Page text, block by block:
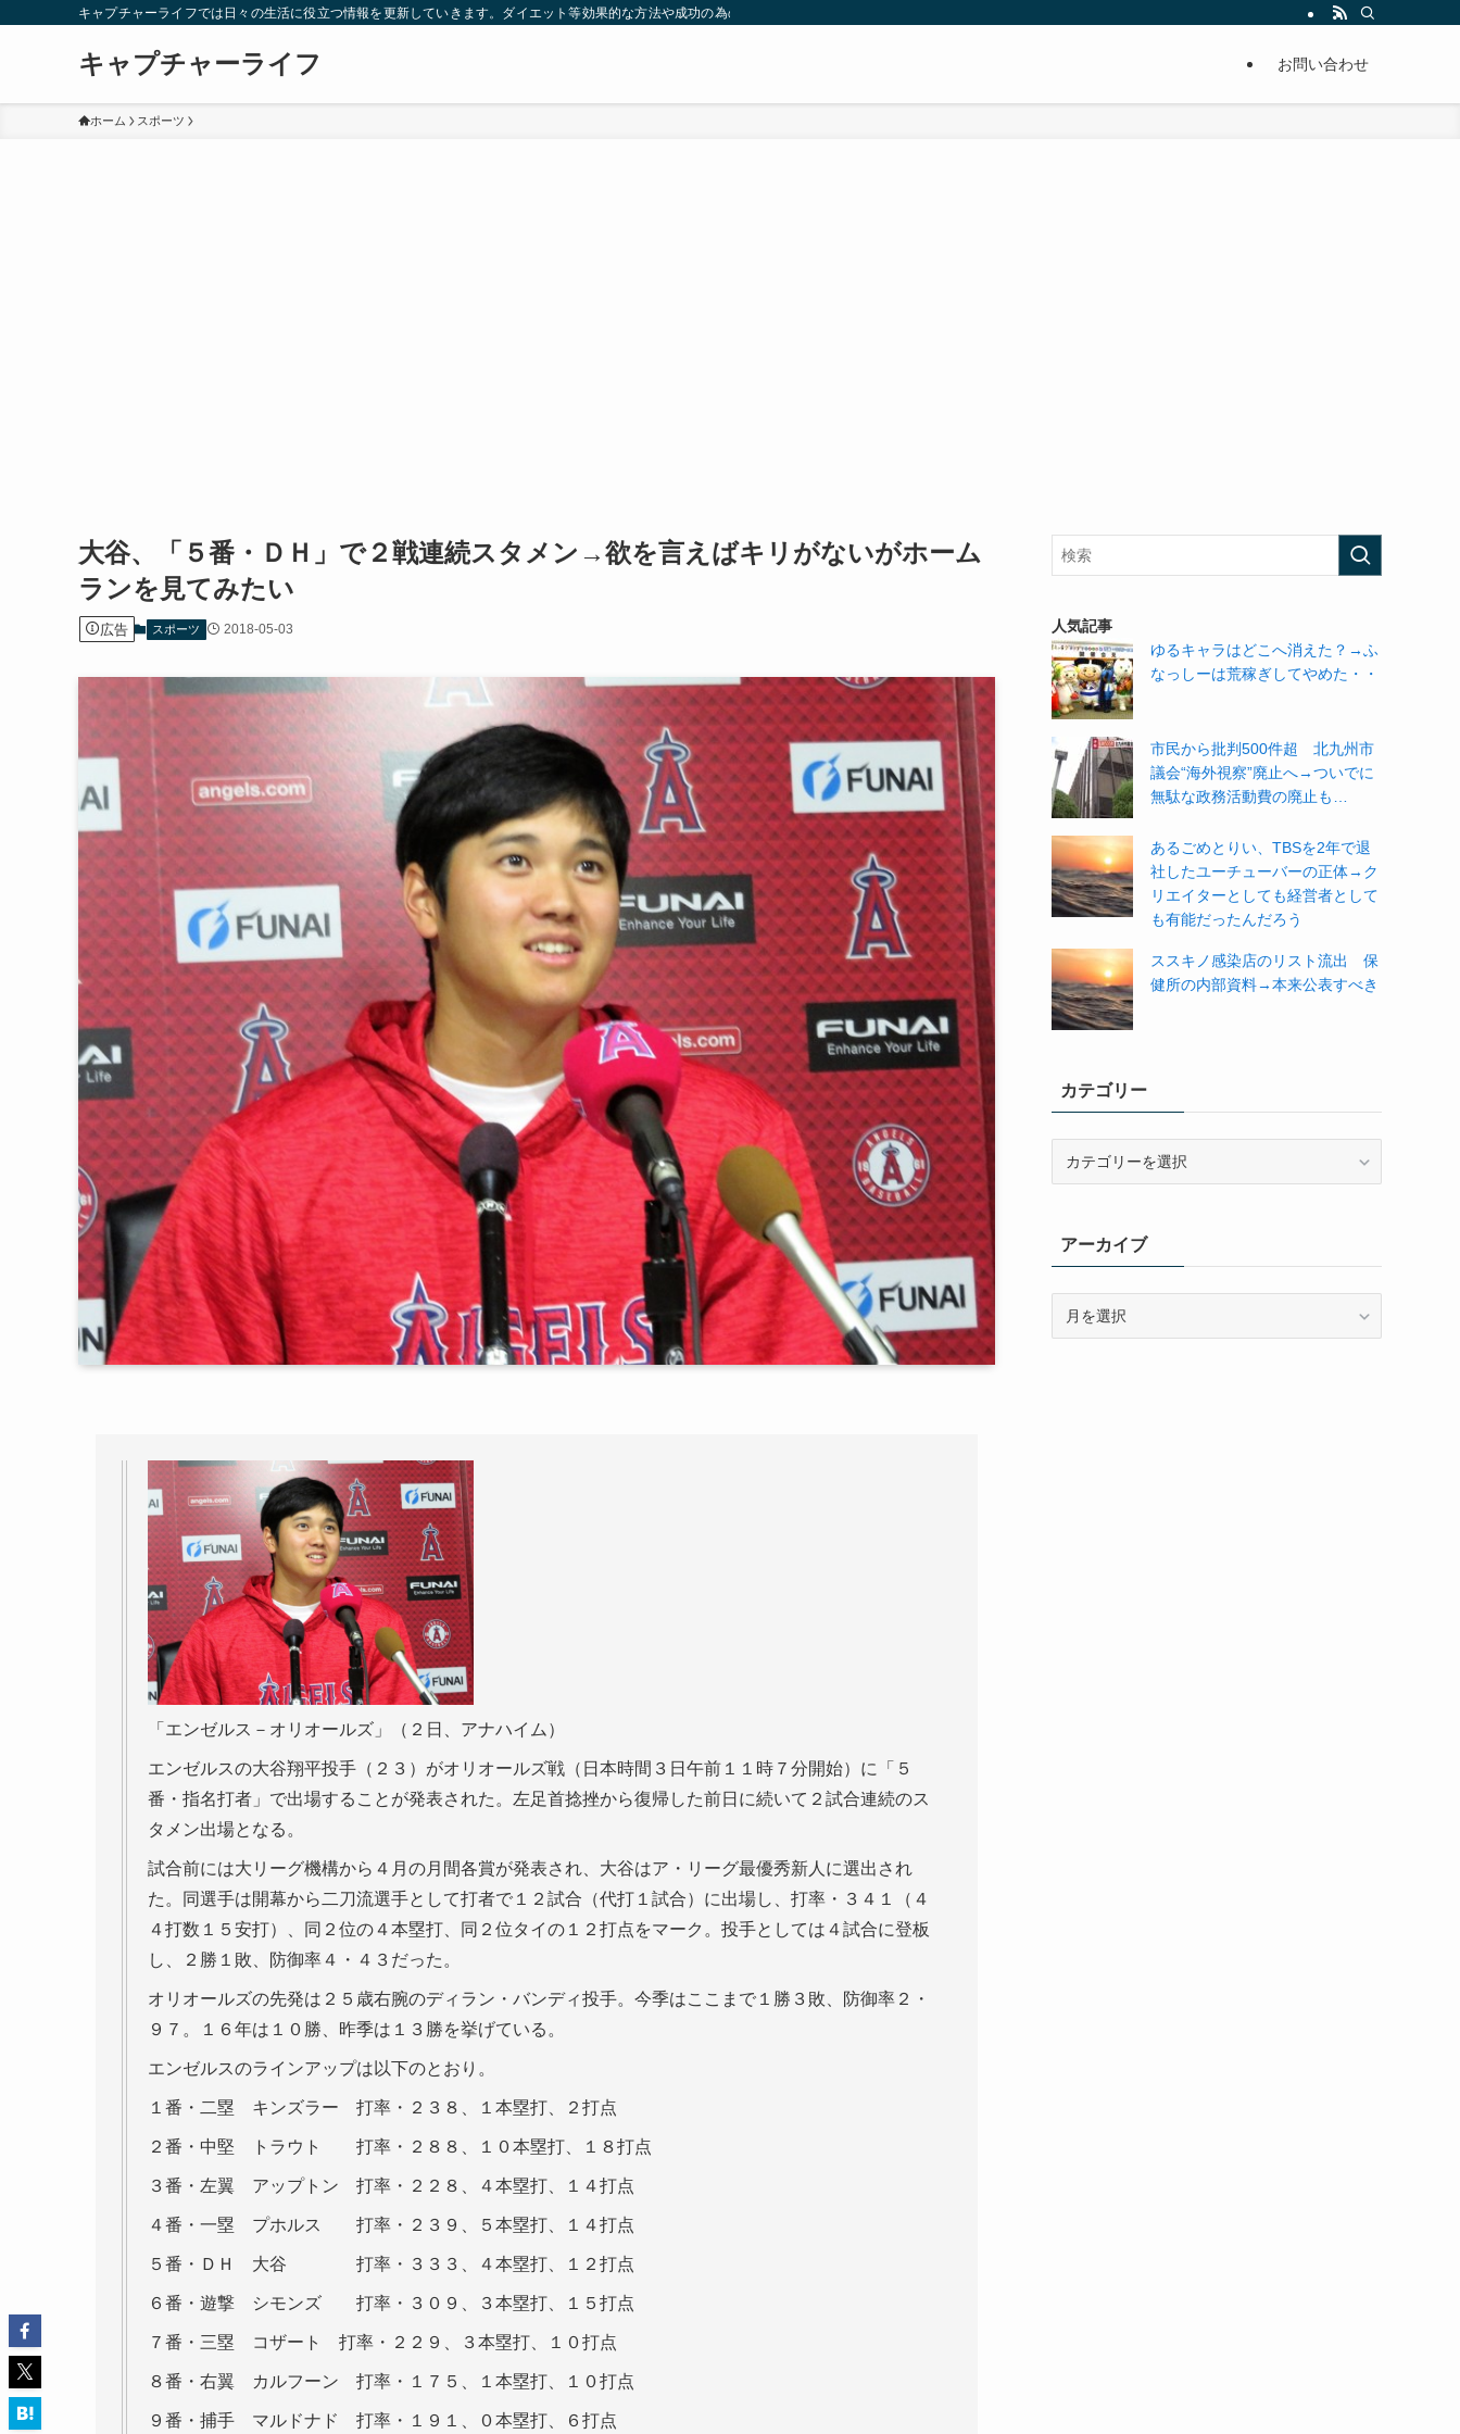
キャプチャーライフでは日々の生活に役立つ情報を更新していきます。ダイエット等効果的な方法や成功の為の秘訣等。太ったり悩んでいる方々が簡単に痩せることが出来るように分かりやすくまとめています。
キャプチャーライフ お問い合わせ
ホーム スポーツ
大谷、「５番・ＤＨ」で２戦連続スタメン→欲を言えばキリがないがホーム
ランを見てみたい
広告 スポーツ 2018-05-03
「エンゼルス－オリオールズ」（２日、アナハイム）
エンゼルスの大谷翔平投手（２３）がオリオールズ戦（日本時間３日午前１１時７分開始）に「５
番・指名打者」で出場することが発表された。左足首捻挫から復帰した前日に続いて２試合連続のス
タメン出場となる。
試合前には大リーグ機構から４月の月間各賞が発表され、大谷はア・リーグ最優秀新人に選出され
た。同選手は開幕から二刀流選手として打者で１２試合（代打１試合）に出場し、打率・３４１（４
４打数１５安打）、同２位の４本塁打、同２位タイの１２打点をマーク。投手としては４試合に登板
し、２勝１敗、防御率４・４３だった。
オリオールズの先発は２５歳右腕のディラン・バンディ投手。今季はここまで１勝３敗、防御率２・
９７。１６年は１０勝、昨季は１３勝を挙げている。
エンゼルスのラインアップは以下のとおり。
１番・二塁 キンズラー 打率・２３８、１本塁打、２打点
２番・中堅 トラウト 打率・２８８、１０本塁打、１８打点
３番・左翼 アップトン 打率・２２８、４本塁打、１４打点
４番・一塁 プホルス 打率・２３９、５本塁打、１４打点
５番・ＤＨ 大谷 打率・３３３、４本塁打、１２打点
６番・遊撃 シモンズ 打率・３０９、３本塁打、１５打点
７番・三塁 コザート 打率・２２９、３本塁打、１０打点
８番・右翼 カルフーン 打率・１７５、１本塁打、１０打点
９番・捕手 マルドナド 打率・１９１、０本塁打、６打点
人気記事
ゆるキャラはどこへ消えた？→ふ
なっしーは荒稼ぎしてやめた・・
市民から批判500件超 北九州市
議会“海外視察”廃止へ→ついでに
無駄な政務活動費の廃止も…
あるごめとりい、TBSを2年で退
社したユーチューバーの正体→ク
リエイターとしても経営者として
も有能だったんだろう
ススキノ感染店のリスト流出 保
健所の内部資料→本来公表すべき
カテゴリー
ーアーカイブ